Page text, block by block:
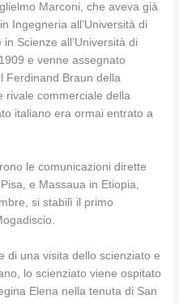
Marconi, che aveva già
in Ingegneria all’Università di
Scienze all’Università di
e venne assegnato
Ferdinand Braun della
rivale commerciale della
italiano era ormai entrato a
le comunicazioni dirette
e Massaua in Etiopia,
si stabilì il primo
di una visita dello scienziato e
lo scienziato viene ospitato
Elena nella tenuta di San